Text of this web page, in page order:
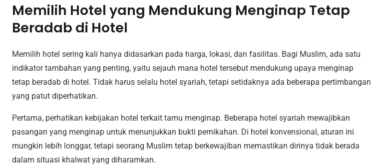
Memilih Hotel yang Mendukung Menginap Tetap
Beradab di Hotel
Memilih hotel sering kali hanya didasarkan pada harga, lokasi, dan fasilitas. Bagi Muslim, ada satu
indikator tambahan yang penting, yaitu sejauh mana hotel tersebut mendukung upaya menginap
tetap beradab di hotel. Tidak harus selalu hotel syariah, tetapi setidaknya ada beberapa pertimbangan
yang patut diperhatikan.
Pertama, perhatikan kebijakan hotel terkait tamu menginap. Beberapa hotel syariah mewajibkan
pasangan yang menginap untuk menunjukkan bukti pernikahan. Di hotel konvensional, aturan ini
mungkin lebih longgar, tetapi seorang Muslim tetap berkewajiban memastikan dirinya tidak berada
dalam situasi khalwat yang diharamkan.